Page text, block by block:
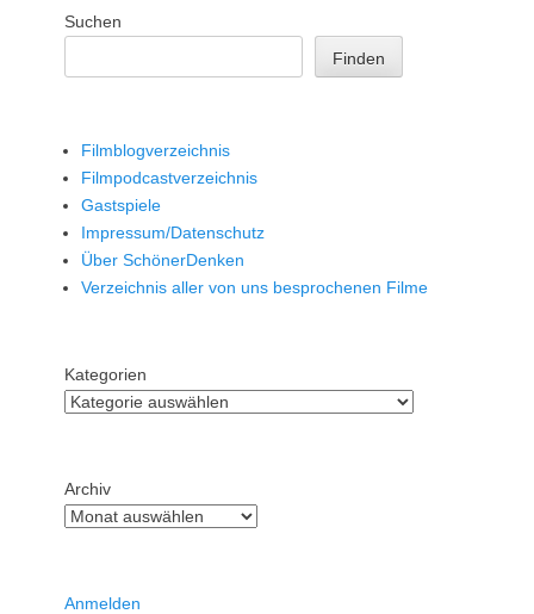
Suchen
Finden
Filmblogverzeichnis
Filmpodcastverzeichnis
Gastspiele
Impressum/Datenschutz
Über SchönerDenken
Verzeichnis aller von uns besprochenen Filme
Kategorien
Archiv
Anmelden